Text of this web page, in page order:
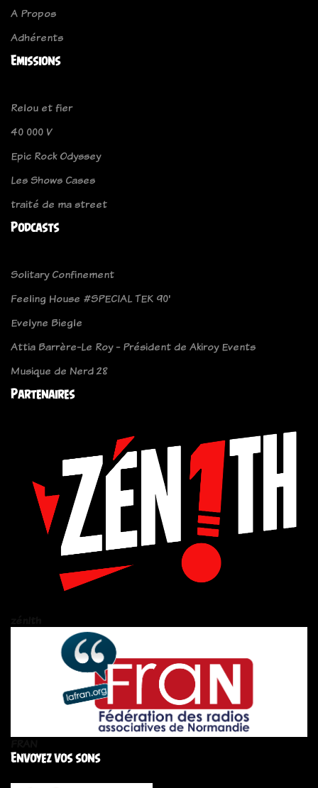
A Propos
Adhérents
Emissions
Relou et fier
40 000 V
Epic Rock Odyssey
Les Shows Cases
traité de ma street
Podcasts
Solitary Confinement
Feeling House #SPECIAL TEK 90'
Evelyne Biegle
Attia Barrère-Le Roy - Président de Akiroy Events
Musique de Nerd 28
Partenaires
Envoyez vos sons